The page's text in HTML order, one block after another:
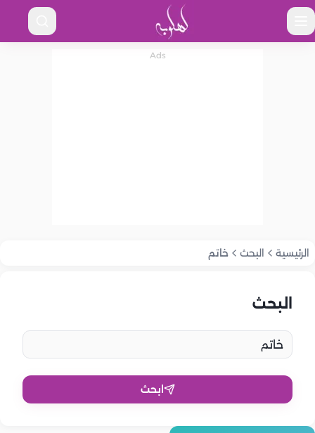
الرئيسية البحث خاتم
البحث
ابحث